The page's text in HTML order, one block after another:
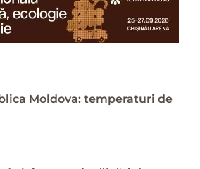
Moldova: temperaturi de